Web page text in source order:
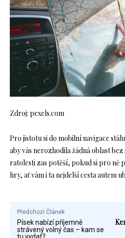
Zdroj: pexels.com
Pro jistotu si do mobilní navigace
aby vás nerozhodila žádná oblast
ratolesti zas potěší, pokud si pro ně
hry, ať vám i ta nejdelší cesta autem
Předchozí Článek
Písek nabízí příjemně
strávený volný čas – kam se